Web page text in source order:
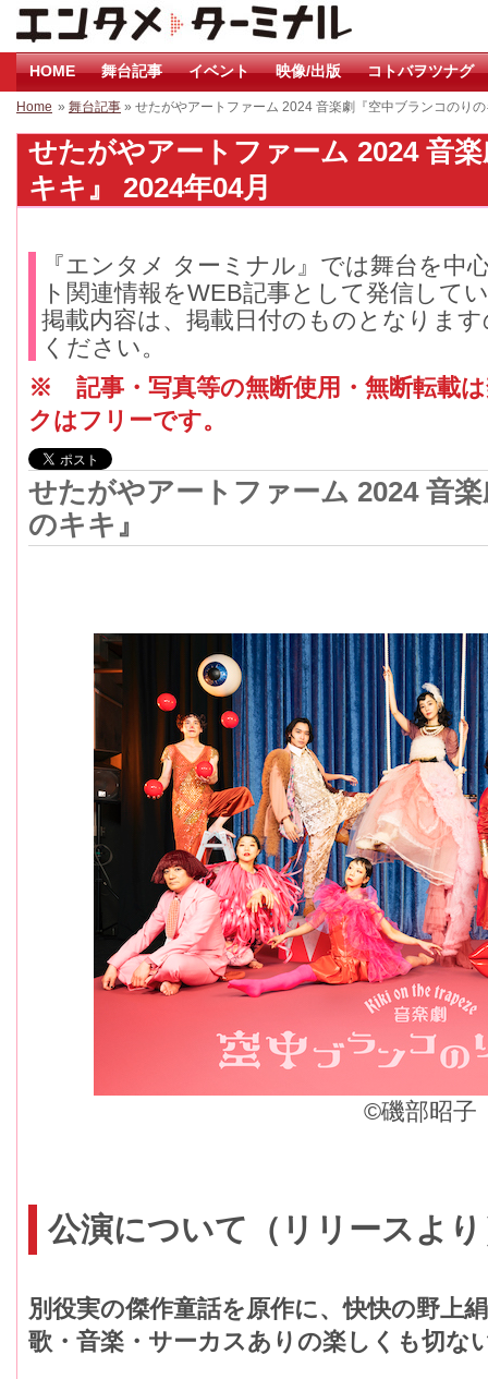
HOME 舞台記事 イベント 映像/出版 コトバヲツナグ
Home » 舞台記事 » せたがやアートファーム 2024 音楽劇『空中ブランコのり
せたがやアートファーム 2024 音
キキ』 2024年04月
『エンタメ ターミナル』では舞台を中
ト関連情報をWEB記事として発信して
掲載内容は、掲載日付のものとなりま
ください。
※ 記事・写真等の無断使用・無断転載
クはフリーです。
せたがやアートファーム 2024 音
のキキ』
©︎磯部昭子
公演について（リリースよ
別役実の傑作童話を原作に、快快の野上
歌・音楽・サーカスありの楽しくも切な